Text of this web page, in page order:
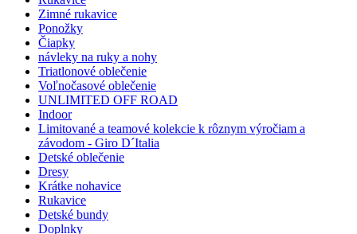
Zimné rukavice
Ponožky
Čiapky
návleky na ruky a nohy
Triatlonové oblečenie
Voľnočasové oblečenie
UNLIMITED OFF ROAD
Indoor
Limitované a teamové kolekcie k rôznym výročiam a
závodom - Giro D´Italia
Detské oblečenie
Dresy
Krátke nohavice
Rukavice
Detské bundy
Doplnky